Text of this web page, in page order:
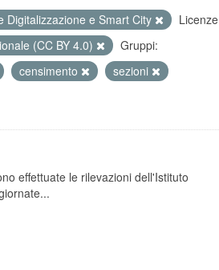
Digitalizzazione e Smart City
Licenze
(CC BY 4.0)
Gruppi:
censimento
sezioni
effettuate le rilevazioni dell'Istituto